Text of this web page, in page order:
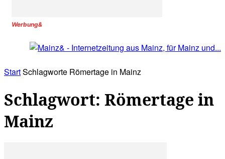
Werbung&
StartSchlagworte Römertage in Mainz
Schlagwort: Römertage in
Mainz